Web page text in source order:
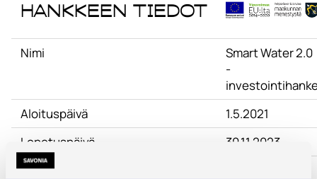
Hankkeen tiedot
Nimi
Smart Water 2.0
-
Aloituspäivä
1.5.2021
Lopetuspäivä
30.11.2023
www-sivut